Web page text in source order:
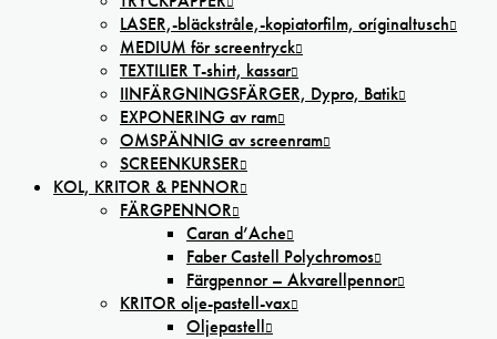
LASER,-bläckstråle,-kopiatorfilm, oríginaltusch
MEDIUM för screentryck
TEXTILIER T-shirt, kassar
IINFÄRGNINGSFÄRGER, Dypro, Batik
EXPONERING av ram
OMSPÄNNIG av screenram
SCREENKURSER
KOL, KRITOR & PENNOR
FÄRGPENNOR
Caran d’Ache
Faber Castell Polychromos
Färgpennor – Akvarellpennor
KRITOR olje-pastell-vax
Oljepastell